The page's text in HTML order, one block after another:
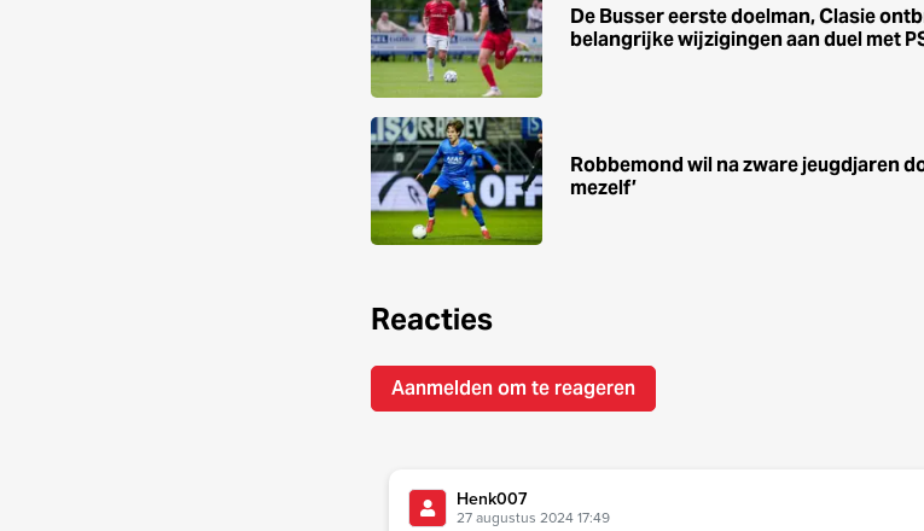
De Busser eerste doelman, Clasie
belangrijke wijzigingen aan duel met
Robbemond wil na zware jeugdjaren
mezelf’
Reacties
Aanmelden om te reageren
Henk007
27 augustus 2024 17:49